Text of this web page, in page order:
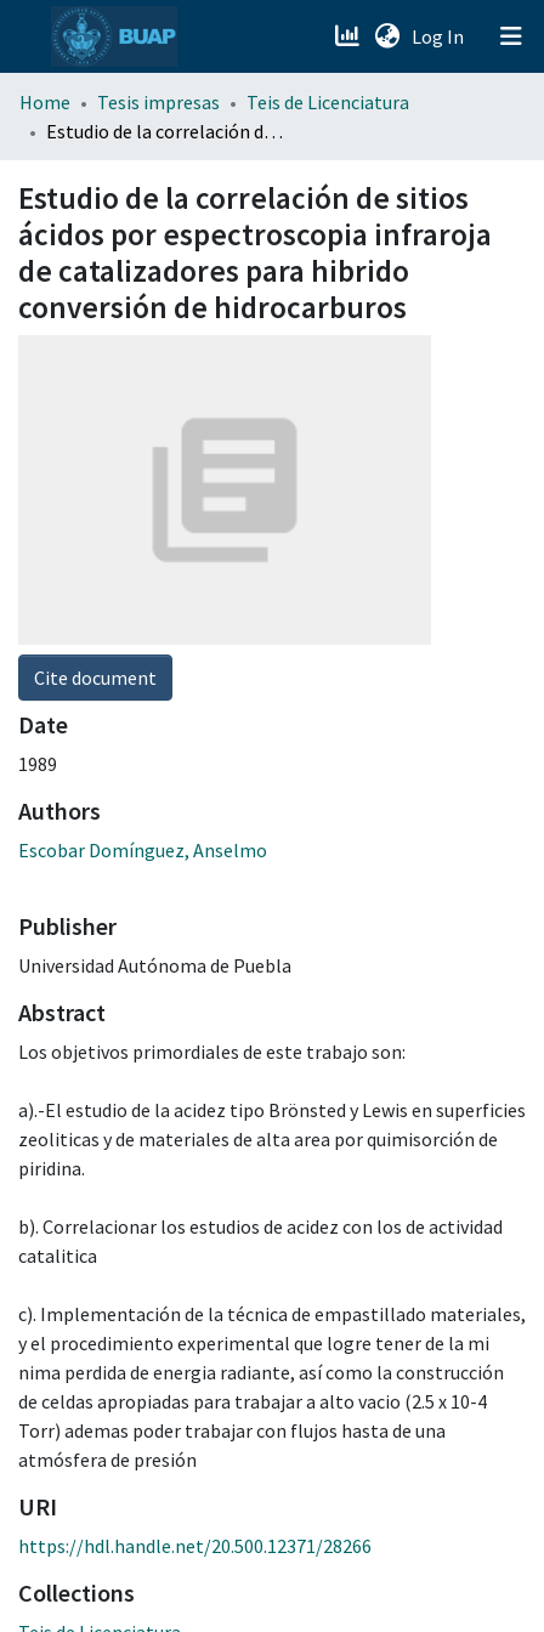
Log In (current)
menu.section.about_menu
Home Tesis impresas
Teis de Licenciatura
Estudio de la correlación de sitios ácidos por espectroscopia infraroja de catalizadores para hibrido conversión de hidrocarburos
Estudio de la correlación de sitios
ácidos por espectroscopia infraroja
de catalizadores para hibrido
conversión de hidrocarburos
Cite document
Date
1989
Authors
Escobar Domínguez, Anselmo
Publisher
Universidad Autónoma de Puebla
Abstract
Los objetivos primordiales de este trabajo son:
a).-El estudio de la acidez tipo Brönsted y Lewis en superficies
zeoliticas y de materiales de alta area por quimisorción de
piridina.
b). Correlacionar los estudios de acidez con los de actividad
catalitica
c). Implementación de la técnica de empastillado materiales,
y el procedimiento experimental que logre tener de la mi
nima perdida de energia radiante, así como la construcción
de celdas apropiadas para trabajar a alto vacio (2.5 x 10-4
Torr) ademas poder trabajar con flujos hasta de una
atmósfera de presión
URI
https://hdl.handle.net/20.500.12371/28266
Collections